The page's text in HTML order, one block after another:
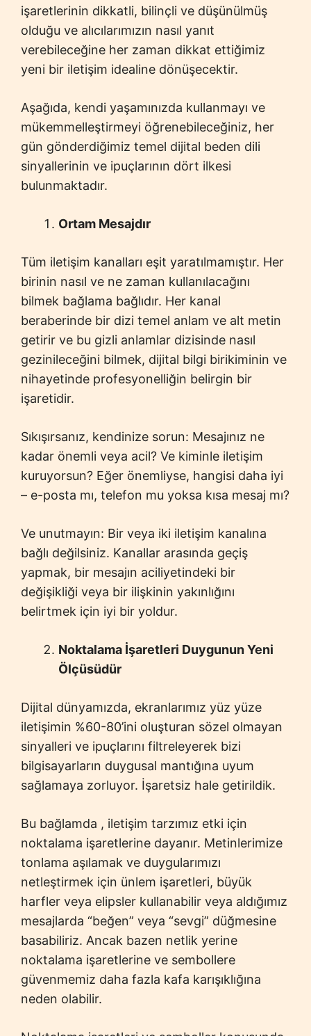
işaretlerinin dikkatli, bilinçli ve düşünülmüş
olduğu ve alıcılarımızın nasıl yanıt
verebileceğine her zaman dikkat ettiğimiz
yeni bir iletişim idealine dönüşecektir.
Aşağıda, kendi yaşamınızda kullanmayı ve
mükemmelleştirmeyi öğrenebileceğiniz, her
gün gönderdiğimiz temel dijital beden dili
sinyallerinin ve ipuçlarının dört ilkesi
bulunmaktadır.
Ortam Mesajdır
Tüm iletişim kanalları eşit yaratılmamıştır. Her
birinin nasıl ve ne zaman kullanılacağını
bilmek bağlama bağlıdır. Her kanal
beraberinde bir dizi temel anlam ve alt metin
getirir ve bu gizli anlamlar dizisinde nasıl
gezinileceğini bilmek, dijital bilgi birikiminin ve
nihayetinde profesyonelliğin belirgin bir
işaretidir.
Sıkışırsanız, kendinize sorun: Mesajınız ne
kadar önemli veya acil? Ve kiminle iletişim
kuruyorsun? Eğer önemliyse, hangisi daha iyi
– e-posta mı, telefon mu yoksa kısa mesaj mı?
Ve unutmayın: Bir veya iki iletişim kanalına
bağlı değilsiniz. Kanallar arasında geçiş
yapmak, bir mesajın aciliyetindeki bir
değişikliği veya bir ilişkinin yakınlığını
belirtmek için iyi bir yoldur.
Noktalama İşaretleri Duygunun Yeni
Ölçüsüdür
Dijital dünyamızda, ekranlarımız yüz yüze
iletişimin %60-80’ini oluşturan sözel olmayan
sinyalleri ve ipuçlarını filtreleyerek bizi
bilgisayarların duygusal mantığına uyum
sağlamaya zorluyor. İşaretsiz hale getirildik.
Bu bağlamda , iletişim tarzımız etki için
noktalama işaretlerine dayanır. Metinlerimize
tonlama aşılamak ve duygularımızı
netleştirmek için ünlem işaretleri, büyük
harfler veya elipsler kullanabilir veya aldığımız
mesajlarda “beğen” veya “sevgi” düğmesine
basabiliriz. Ancak bazen netlik yerine
noktalama işaretlerine ve sembollere
güvenmemiz daha fazla kafa karışıklığına
neden olabilir.